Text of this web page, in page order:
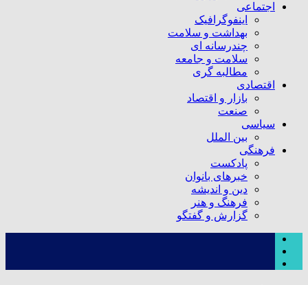
اجتماعی
اینفوگرافیک
بهداشت و سلامت
چندرسانه ای
سلامت و جامعه
مطالبه گری
اقتصادی
بازار و اقتصاد
صنعت
سیاسی
بین الملل
فرهنگی
پادکست
خبرهای بانوان
دین و اندیشه
فرهنگ و هنر
گزارش و گفتگو